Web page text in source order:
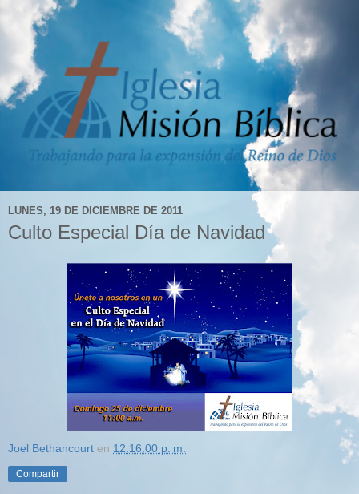
LUNES, 19 DE DICIEMBRE DE 2011
Culto Especial Día de Navidad
Joel Bethancourt en 12:16:00 p. m.
Compartir